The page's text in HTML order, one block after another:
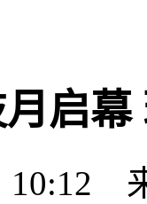
启幕
10:12